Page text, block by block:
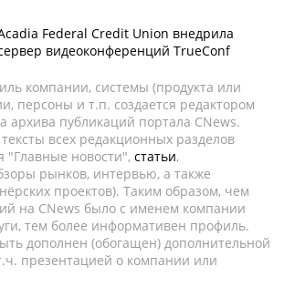
Federal Credit Union внедрила
видеоконференций TrueConf
компании, системы (продукта или
персоны и т.п. создается редактором
архива публикаций портала CNews.
всех редакционных разделов
"Главные новости", статьи,
рынков, интервью, а также
проектов). Таким образом, чем
на CNews было с именем компании
тем более информативен профиль.
дополнен (обогащен) дополнительной
презентацией о компании или